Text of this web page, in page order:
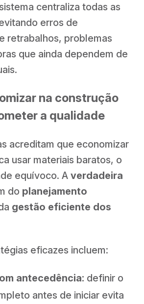
centraliza todas as
erros de
retrabalhos, problemas
que ainda dependem de
na construção
a qualidade
acreditam que economizar
usar materiais baratos, o
equívoco. A verdadeira
do planejamento
gestão eficiente dos
eficazes incluem:
antecedência: definir o
antes de iniciar evita